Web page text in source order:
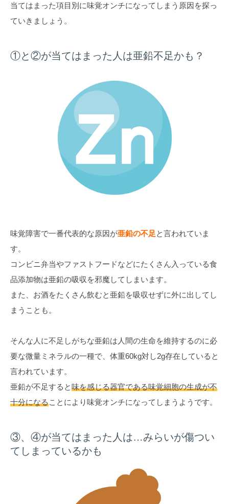
当てはまった項目別に味覚オンチになってしまう原因を探っ
ていきましょう。
①と②が当てはまった人は亜鉛不足かも？
味覚障害で一番代表的な原因が亜鉛の不足と言われていま
す。
コンビニ弁当やファストフードなどにたくさん入っている食
品添加物は亜鉛の吸収を邪魔してしまいます。
また、お酒をたくさん飲むと亜鉛を吸収せずに外に出してし
まうことも。
そんな人に不足しがちな亜鉛は人間の生命を維持するのに必
要な微量ミネラルの一種で、体重60kg対し2g存在していると
言われています。
亜鉛が不足すると味を感じる器官である味覚細胞の生成が不
十分になることにより味覚オンチになってしまうようです。
③、④が当てはまった人は…みらいが傷つい
てしまっているかも